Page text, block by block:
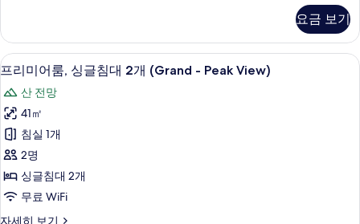
대
개
(Grand
-
Peak
View)
사
진
모
룸,
킹
사
즈
침
대
개
(Grand
-
Peak
요금 보기
프
미
어
룸,
싱
글
침
프리미어룸, 싱글침대 2개 (Grand -
7
프리미어룸, 싱글침대 2개 (Grand - Peak View)
산 전망
41㎡
침실 1개
2명
싱글침대 2개
무료 WiFi
자세히 보기
프